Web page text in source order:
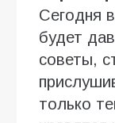
Сегодня
будет
советы,
только